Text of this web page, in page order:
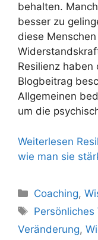
behalten.
besser zu
diese
Resilienz haben
Blogbeitrag
Allgemeinen
um die
Weiterlesen
wie man sie
Kategorien
Coaching,
Schlagwörter
Persönliches
Veränderung,